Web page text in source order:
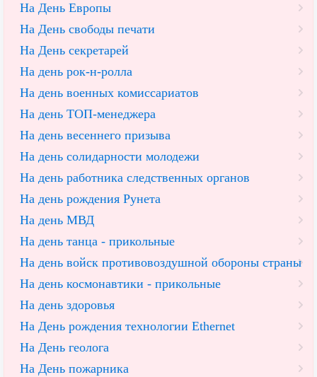
На День Европы
На День свободы печати
На День секретарей
На день рок-н-ролла
На день военных комиссариатов
На день ТОП-менеджера
На день весеннего призыва
На день солидарности молодежи
На день работника следственных органов
На день рождения Рунета
На день МВД
На день танца - прикольные
На день войск противовоздушной обороны страны
На день космонавтики - прикольные
На день здоровья
На День рождения технологии Ethernet
На День геолога
На День пожарника